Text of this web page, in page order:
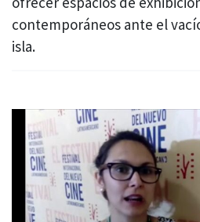
contemporáneos ante el
isla.